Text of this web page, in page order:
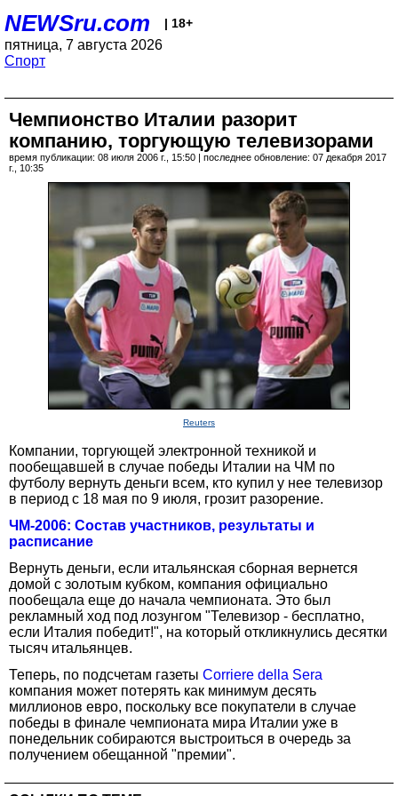
NEWSru.com | 18+
пятница, 7 августа 2026
Спорт
Чемпионство Италии разорит
компанию, торгующую телевизорами
время публикации: 08 июля 2006 г., 15:50 | последнее обновление: 07 декабря 2017
г., 10:35
Reuters
Компании, торгующей электронной техникой и
пообещавшей в случае победы Италии на ЧМ по
футболу вернуть деньги всем, кто купил у нее телевизор
в период с 18 мая по 9 июля, грозит разорение.
ЧМ-2006: Состав участников, результаты и
расписание
Вернуть деньги, если итальянская сборная вернется
домой с золотым кубком, компания официально
пообещала еще до начала чемпионата. Это был
рекламный ход под лозунгом "Телевизор - бесплатно,
если Италия победит!", на который откликнулись десятки
тысяч итальянцев.
Теперь, по подсчетам газеты Corriere della Sera
компания может потерять как минимум десять
миллионов евро, поскольку все покупатели в случае
победы в финале чемпионата мира Италии уже в
понедельник собираются выстроиться в очередь за
получением обещанной "премии".